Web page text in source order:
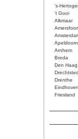
's-
't Gooi
Alkmaar
Apeldoorn
Arnhem
Breda
Den Haag
Drenthe
Eindhoven
Friesland